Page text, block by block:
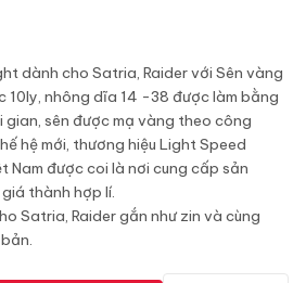
dành cho Satria, Raider với Sên vàng
10ly, nhông dĩa 14 -38 được làm bằng
sên được mạ vàng theo công
hệ mới, thương hiệu Light Speed
Nam được coi là nơi cung cấp sản
thành hợp lí.
Satria, Raider gắn như zin và cùng